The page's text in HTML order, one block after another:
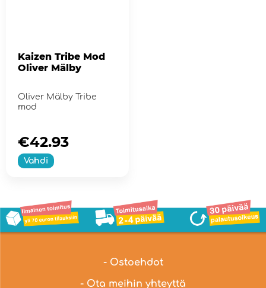
Kaizen Tribe Mod
Oliver Mälby
Oliver Mälby Tribe
mod
Vahdi
€42.93
- Ostoehdot
- Ota meihin yhteyttä